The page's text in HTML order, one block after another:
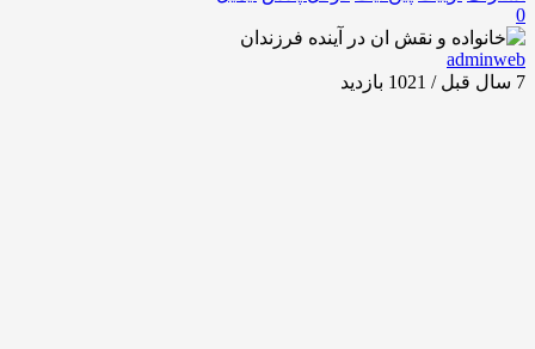
0
adminweb
7 سال قبل / 1021
بازدید